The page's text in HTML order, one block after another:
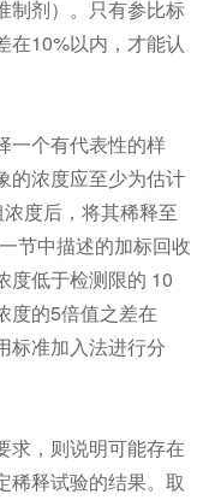
制剂）。只有参比标
在10%以内，才能认
个有代表性的样
的浓度应至少为估计
度后，将其稀释至
节中描述的加标回收
度低于检测限的 10
度的5倍值之差在
标准加入法进行分
，则说明可能存在
稀释试验的结果。取